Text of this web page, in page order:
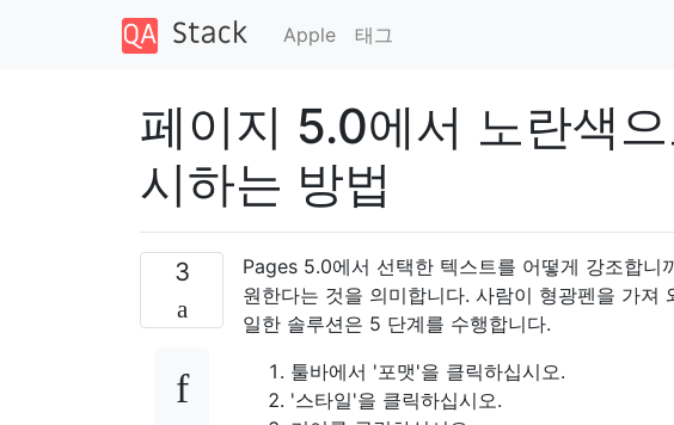
Apple 태그
페이지 5.0에서 노란색
시하는 방법
3
Pages 5.0에서 선택한 텍스트를 어떻게 강조합
원한다는 것을 의미합니다. 사람이 형광펜을 가
일한 솔루션은 5 단계를 수행합니다.
툴바에서 '포맷'을 클릭하십시오.
'스타일'을 클릭하십시오.